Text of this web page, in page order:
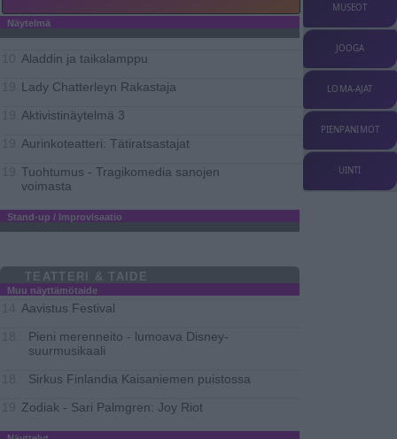
Näytelmä
Aladdin ja taikalamppu
Lady Chatterleyn Rakastaja
Aktivistinäytelmä 3
Aurinkoteatteri: Tätiratsastajat
Tuohtumus - Tragikomedia sanojen
voimasta
Stand-up / Improvisaatio
TEATTERI & TAIDE
Muu näyttämötaide
Aavistus Festival
Pieni merenneito - lumoava Disney-
suurmusikaali
Sirkus Finlandia Kaisaniemen puistossa
Zodiak - Sari Palmgren: Joy Riot
MUSEOT
JOOGA
LOMA-AJAT
PIENPANIMOT
UINTI